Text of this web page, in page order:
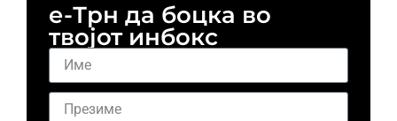
е-Трн да боцка во
твојот инбокс